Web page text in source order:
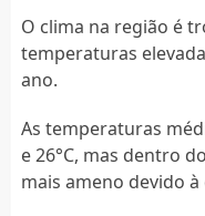
O clima na região é
temperaturas
ano.
As temperaturas
e 26°C, mas dentro
mais ameno devido